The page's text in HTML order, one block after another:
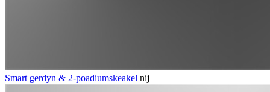
Smart gerdyn & 2-poadiumskeakel nij